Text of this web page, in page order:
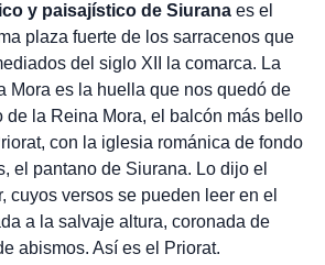
y paisajístico de Siuranaes el
plaza fuerte de los sarracenos que
del siglo XII la comarca. La
Mora es la huella que nos quedó de
de la Reina Mora, el balcón más bello
con la iglesia románica de fondo
el pantano de Siurana. Lo dijo el
cuyos versos se pueden leer en el
a la salvaje altura, coronada de
abismos. Así es el Priorat.